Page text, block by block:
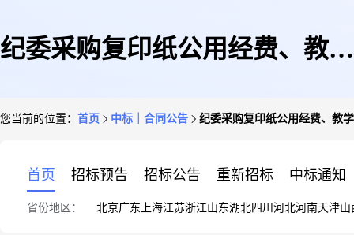
纪委采购复印纸公用经费、教学
您当前的位置： 首页 中标｜合同公告 纪委采购复印纸公用经费、教
首页 招标预告 招标公告 重新招标 中标通知
省份地区： 北京广东 上海江苏浙江山东湖北四川 河北河南天津山